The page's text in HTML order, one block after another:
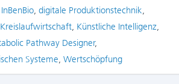
, digitale Produktionstechnik,
Kreislaufwirtschaft, Künstliche Intelligenz,
Pathway Designer,
Systeme, Wertschöpfung